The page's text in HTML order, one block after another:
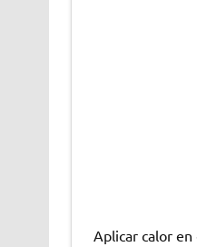
Aplicar calor